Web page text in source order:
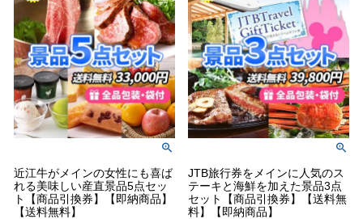
近江牛がメインの女性にも喜ば
れる美味しい産直景品5点セッ
ト【商品引換券】【即納商品】
【送料無料】
JTB旅行券をメインに人気のス
テーキと海鮮を加えた景品3点
セット【商品引換券】【送料無
料】【即納商品】